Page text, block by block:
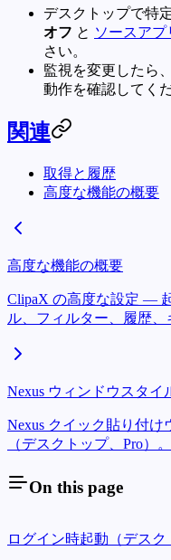
デスクトップで特
オフ と ソースア
さい。
監視を変更したら
動作を確認してく
関連
取得と履歴
高度な機能の概要
高度な機能の概要
ClipaX の高度な設定 —
ル、フィルター、履歴、
Nexus ウィンドウスタイ
Nexus クイック貼り付
（デスクトップ、Pro）。
On this page
ログイン時起動（デスク